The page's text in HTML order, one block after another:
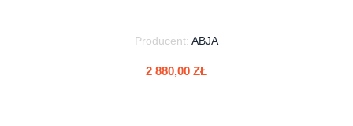
Producent: ABJA
2 880,00 ZŁ